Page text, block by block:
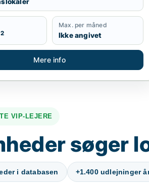
2
Max. per måned
Ikke angivet
Mere info
VIP-LEJERE
søger
i databasen +1.400 udlejninger